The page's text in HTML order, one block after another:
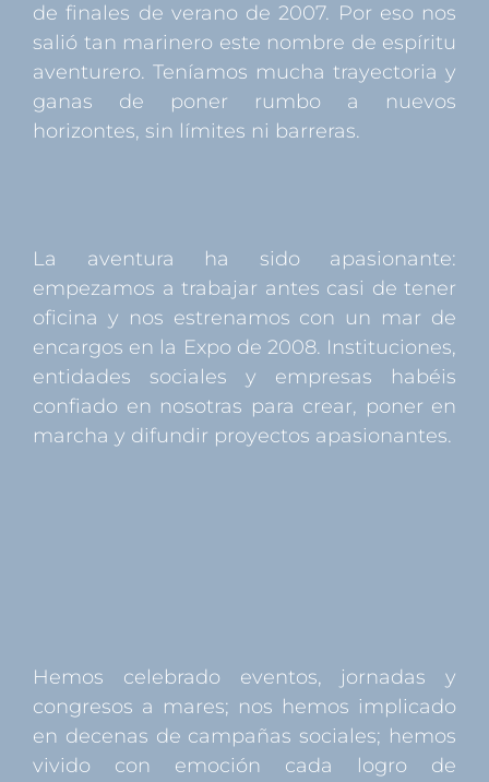
de finales de verano de 2007. Por eso nos
salió tan marinero este nombre de espíritu
aventurero. Teníamos mucha trayectoria y
ganas de poner rumbo a nuevos
horizontes, sin límites ni barreras.
La aventura ha sido apasionante:
empezamos a trabajar antes casi de tener
oficina y nos estrenamos con un mar de
encargos en la Expo de 2008. Instituciones,
entidades sociales y empresas habéis
confiado en nosotras para crear, poner en
marcha y difundir proyectos apasionantes.
Hemos celebrado eventos, jornadas y
congresos a mares; nos hemos implicado
en decenas de campañas sociales; hemos
vivido con emoción cada logro de